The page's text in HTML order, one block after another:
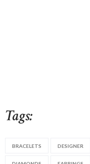
Tags:
BRACELETS DESIGNER